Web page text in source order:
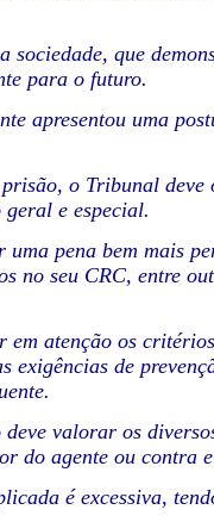
que
para o futuro.
apresentou uma
o Tribunal deve
geral e especial.
pena bem mais
no seu CRC, entre
atenção os
exigências de
valorar os
do agente ou contra
é excessiva,